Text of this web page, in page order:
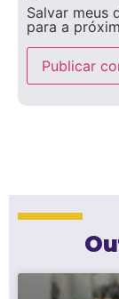
Salvar meus
para a